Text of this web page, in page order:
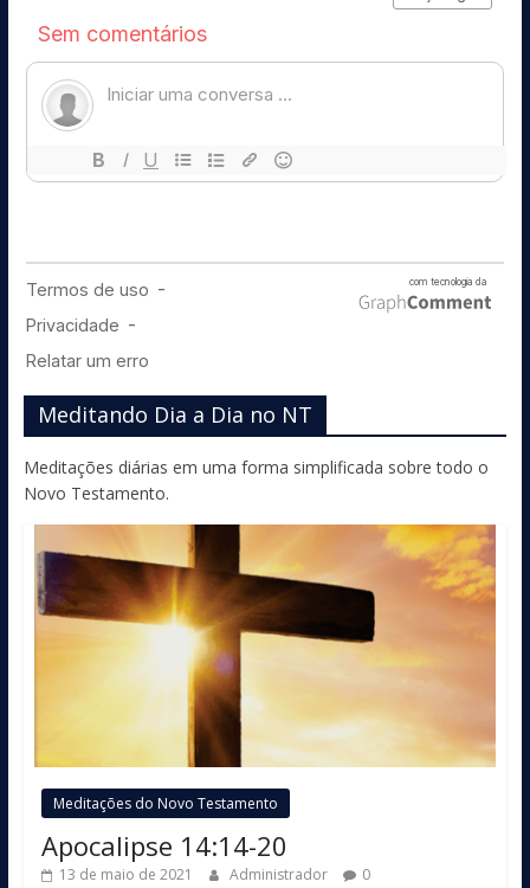
Meditando Dia a Dia no NT
Meditações diárias em uma forma simplificada sobre todo o
Novo Testamento.
Meditações do Novo Testamento
Apocalipse 14:14-20
13 de maio de 2021 Administrador 0